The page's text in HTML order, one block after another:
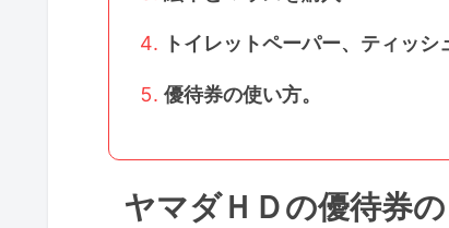
トイレットペーパー、ティッ
優待券の使い方。
ヤマダＨＤの優待券